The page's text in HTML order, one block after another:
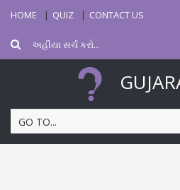
HOME QUIZ CONTACT US
GO TO...